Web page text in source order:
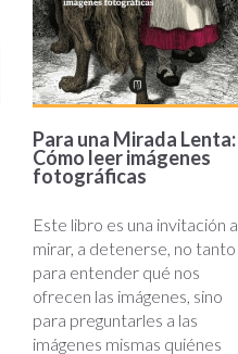
Para una Mirada Lenta:
Cómo leer imágenes
fotográficas
Este libro es una invitación a
mirar, a detenerse, no tanto
para entender qué nos
ofrecen las imágenes, sino
para preguntarles a las
imágenes mismas quiénes